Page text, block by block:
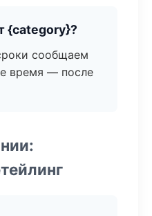
{category}?
сообщаем
время — после